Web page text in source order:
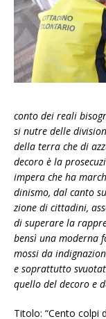
conto dei reali
si nutre delle
della terra che di
decoro è la
impera che ha
di­ni­smo, dal canto
zione di cit­ta­dini,
di supe­rare la
bensì una moderna
mossi da
e soprat­tutto
quello del decoro e
Titolo: “Cento colpi